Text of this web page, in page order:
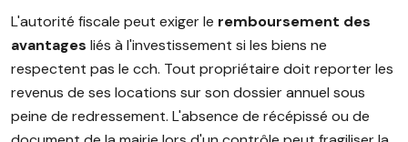
L'autorité fiscale peut exiger le remboursement des
avantages liés à l'investissement si les biens ne
respectent pas le cch. Tout propriétaire doit reporter les
revenus de ses locations sur son dossier annuel sous
peine de redressement. L'absence de récépissé ou de